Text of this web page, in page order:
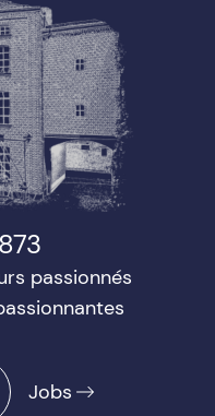
passionnés
Jobs